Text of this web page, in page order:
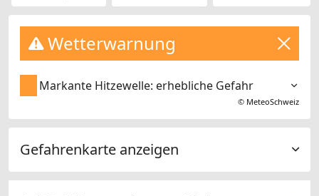
Wetterwarnung
Markante Hitzewelle: erhebliche Gefahr
© MeteoSchweiz
Gefahrenkarte anzeigen